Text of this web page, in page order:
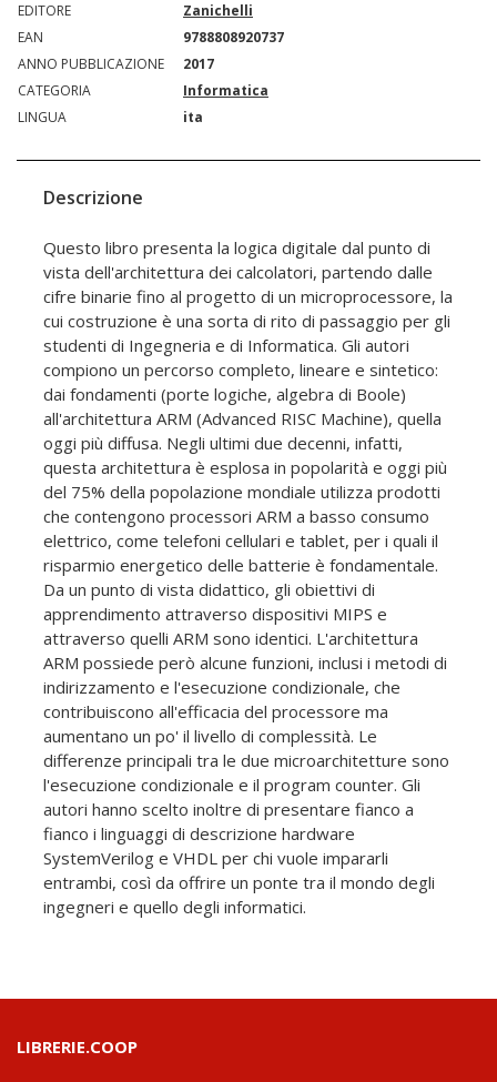
EDITORE
Zanichelli
EAN
9788808920737
ANNO PUBBLICAZIONE
2017
CATEGORIA
Informatica
LINGUA
ita
Descrizione
Questo libro presenta la logica digitale dal punto di
vista dell'architettura dei calcolatori, partendo dalle
cifre binarie fino al progetto di un microprocessore, la
cui costruzione è una sorta di rito di passaggio per gli
studenti di Ingegneria e di Informatica. Gli autori
compiono un percorso completo, lineare e sintetico:
dai fondamenti (porte logiche, algebra di Boole)
all'architettura ARM (Advanced RISC Machine), quella
oggi più diffusa. Negli ultimi due decenni, infatti,
questa architettura è esplosa in popolarità e oggi più
del 75% della popolazione mondiale utilizza prodotti
che contengono processori ARM a basso consumo
elettrico, come telefoni cellulari e tablet, per i quali il
risparmio energetico delle batterie è fondamentale.
Da un punto di vista didattico, gli obiettivi di
apprendimento attraverso dispositivi MIPS e
attraverso quelli ARM sono identici. L'architettura
ARM possiede però alcune funzioni, inclusi i metodi di
indirizzamento e l'esecuzione condizionale, che
contribuiscono all'efficacia del processore ma
aumentano un po' il livello di complessità. Le
differenze principali tra le due microarchitetture sono
l'esecuzione condizionale e il program counter. Gli
autori hanno scelto inoltre di presentare fianco a
fianco i linguaggi di descrizione hardware
SystemVerilog e VHDL per chi vuole impararli
entrambi, così da offrire un ponte tra il mondo degli
ingegneri e quello degli informatici.
LIBRERIE.COOP